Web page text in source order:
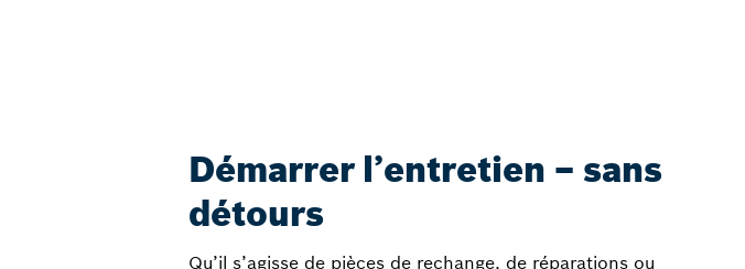
Démarrer l’entretien – sans
détours
Qu’il s’agisse de pièces de rechange, de réparations ou